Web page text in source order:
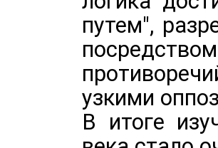
путем",
узкими
В итоге